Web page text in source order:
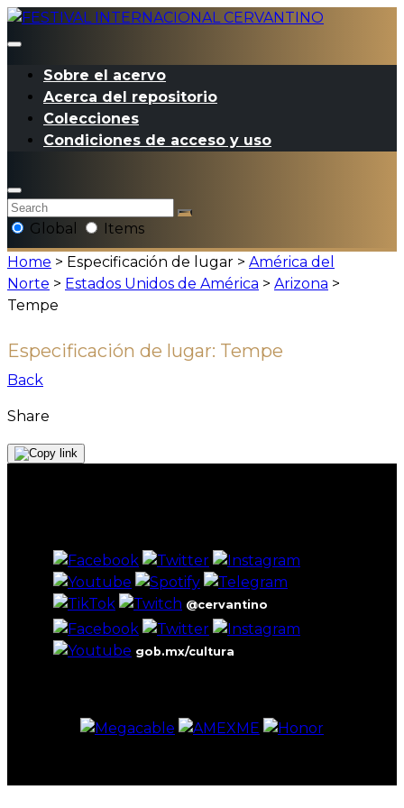
Sobre el acervo
Acerca del repositorio
Colecciones
Condiciones de acceso y uso
Global
Items
Home > Especificación de lugar > América del
Norte > Estados Unidos de América > Arizona >
Tempe
Especificación de lugar: Tempe
Back
Share
@cervantino
gob.mx/cultura